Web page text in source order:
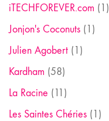
iTECHFOREVER.com (1)
Jonjon's Coconuts (1)
Julien Agobert (1)
Kardham (58)
La Racine (11)
Les Saintes Chéries (1)